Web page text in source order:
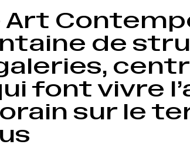
Art
de
font vivre
sur le